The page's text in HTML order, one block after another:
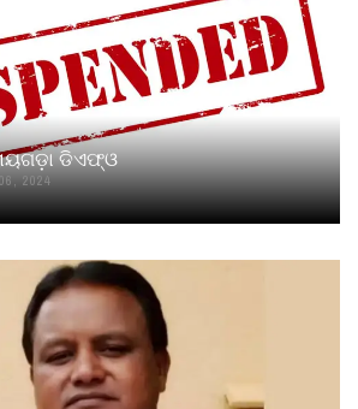
ଡିଏଫ୍‌ଓ
2024